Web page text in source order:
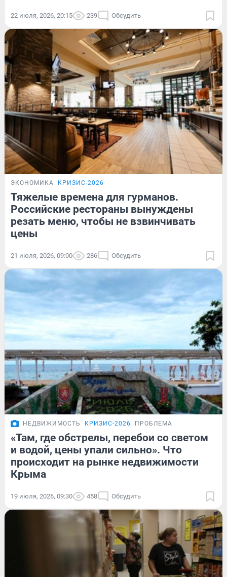
22 июля, 2026, 20:15 239 Обсудить
ЭКОНОМИКА КРИЗИС-2026
Тяжелые времена для гурманов.
Российские рестораны вынуждены
резать меню, чтобы не взвинчивать
цены
21 июля, 2026, 09:00 286 Обсудить
НЕДВИЖИМОСТЬ КРИЗИС-2026 ПРОБЛЕМА
«Там, где обстрелы, перебои со светом
и водой, цены упали сильно». Что
происходит на рынке недвижимости
Крыма
19 июля, 2026, 09:30 458 Обсудить